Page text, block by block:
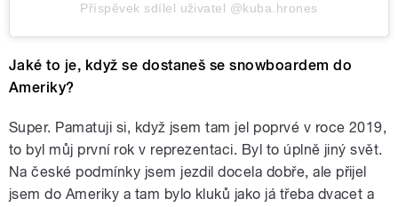
Příspěvek sdílel uživatel @kuba.hrones
Jaké to je, když se dostaneš se snowboardem do
Ameriky?
Super. Pamatuji si, když jsem tam jel poprvé v roce 2019,
to byl můj první rok v reprezentaci. Byl to úplně jiný svět.
Na české podmínky jsem jezdil docela dobře, ale přijel
jsem do Ameriky a tam bylo kluků jako já třeba dvacet a